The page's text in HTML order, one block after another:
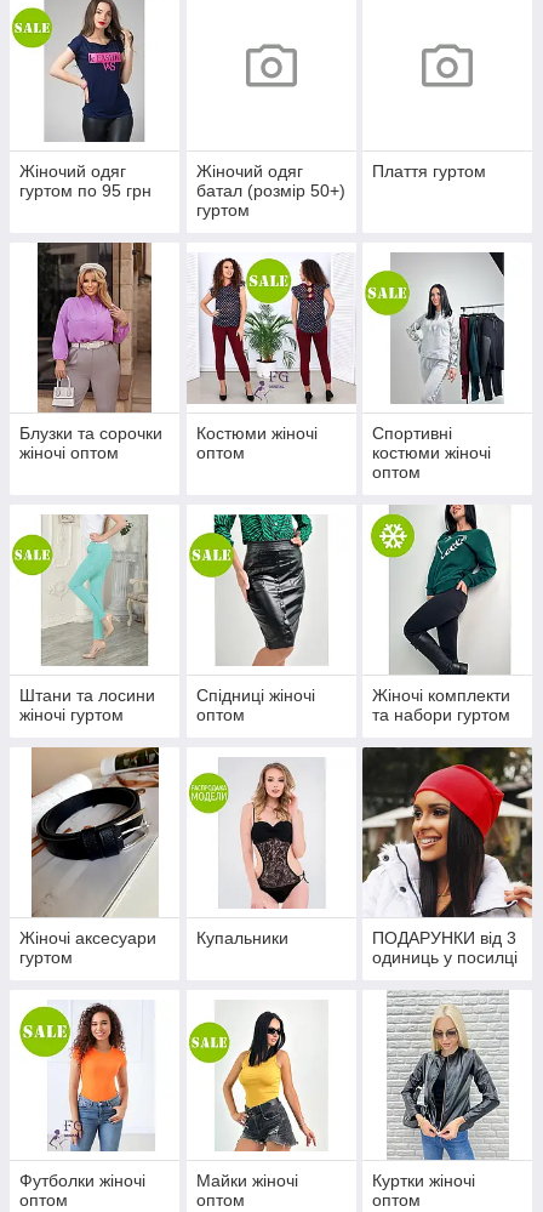
Жіночий одяг
гуртом по 95 грн
Жіночий одяг
батал (розмір 50+)
гуртом
Плаття гуртом
Блузки та сорочки
жіночі оптом
Костюми жіночі
оптом
Спортивні
костюми жіночі
оптом
Штани та лосини
жіночі гуртом
Спідниці жіночі
оптом
Жіночі комплекти
та набори гуртом
Жіночі аксесуари
гуртом
Купальники
ПОДАРУНКИ від 3
одиниць у посилці
Футболки жіночі
оптом
Майки жіночі
оптом
Куртки жіночі
оптом